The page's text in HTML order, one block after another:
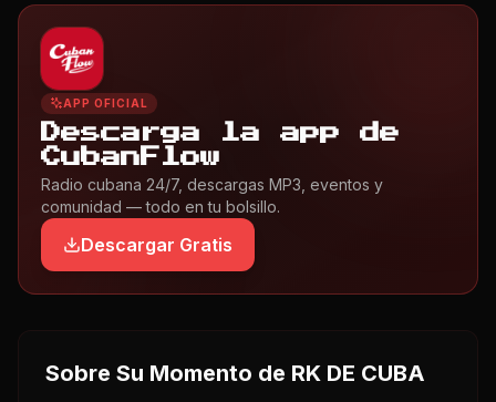
APP OFICIAL
Descarga la app de
CubanFlow
Radio cubana 24/7, descargas MP3, eventos y
comunidad — todo en tu bolsillo.
Descargar Gratis
Sobre Su Momento de RK DE CUBA